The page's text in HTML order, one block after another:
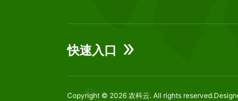
快速入口
Copyright © 2026 农科云. All rights